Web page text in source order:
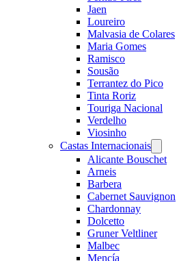
Jaen
Loureiro
Malvasia de Colares
Maria Gomes
Ramisco
Sousão
Terrantez do Pico
Tinta Roriz
Touriga Nacional
Verdelho
Viosinho
Castas Internacionais
menu
Alicante Bouschet
Arneis
Barbera
Cabernet Sauvignon
Chardonnay
Dolcetto
Gruner Veltliner
Malbec
Mencía